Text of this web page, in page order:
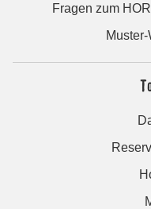
Fragen zum